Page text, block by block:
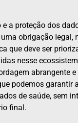
a proteção dos
obrigação legal,
que deve ser
nesse
abrangente
podemos garantir
de saúde, sem
final.